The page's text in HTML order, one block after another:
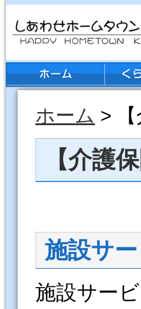
ホーム >
【介護
施設サ
施設サー